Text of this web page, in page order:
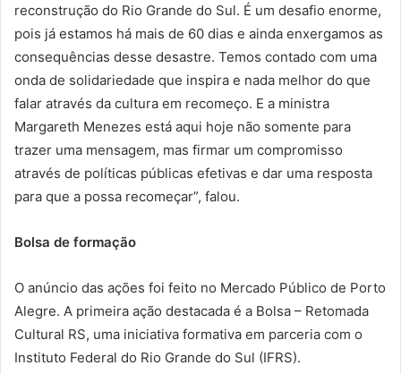
reconstrução do Rio Grande do Sul. É um desafio enorme,
pois já estamos há mais de 60 dias e ainda enxergamos as
consequências desse desastre. Temos contado com uma
onda de solidariedade que inspira e nada melhor do que
falar através da cultura em recomeço. E a ministra
Margareth Menezes está aqui hoje não somente para
trazer uma mensagem, mas firmar um compromisso
através de políticas públicas efetivas e dar uma resposta
para que a possa recomeçar”, falou.
Bolsa de formação
O anúncio das ações foi feito no Mercado Público de Porto
Alegre. A primeira ação destacada é a Bolsa – Retomada
Cultural RS, uma iniciativa formativa em parceria com o
Instituto Federal do Rio Grande do Sul (IFRS).